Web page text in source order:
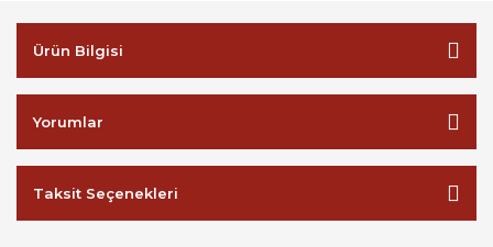
Ürün Bilgisi
Yorumlar
Taksit Seçenekleri